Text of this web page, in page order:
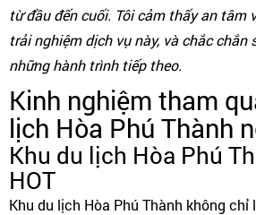
từ đầu đến cuối. Tôi cảm thấy an tâm
trải nghiệm dịch vụ này, và chắc chắn
những hành trình tiếp theo.
Kinh nghiệm tham
lịch Hòa Phú Thành
Khu du lịch Hòa Phú
HOT
Khu du lịch Hòa Phú Thành không chỉ